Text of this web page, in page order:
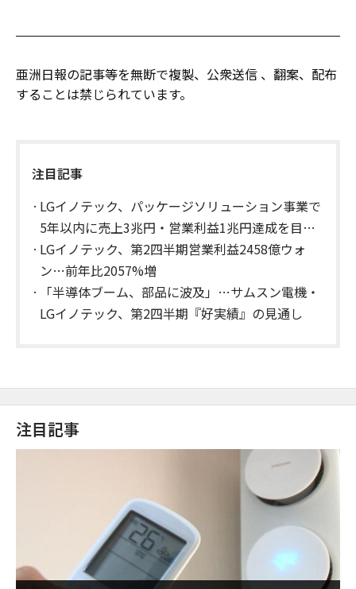
亜洲日報の記事等を無断で複製、公衆送信 、翻案、配布
することは禁じられています。
注目記事
LGイノテック、パッケージソリューション事業で
5年以内に売上3兆円・営業利益1兆円達成を目指
す
LGイノテック、第2四半期営業利益2458億ウォ
ン…前年比2057%増
「半導体ブーム、部品に波及」…サムスン電機・
LGイノテック、第2四半期『好実績』の見通し
注目記事